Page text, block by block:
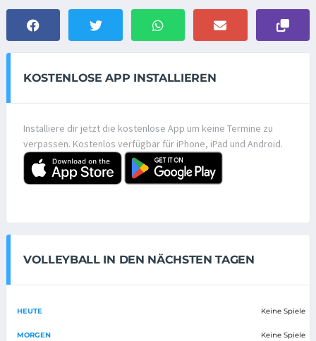
KOSTENLOSE APP INSTALLIEREN
Installiere dir jetzt die kostenlose App um keine Termine zu
verpassen. Kostenlos verfügbar für iPhone, iPad und Android.
VOLLEYBALL IN DEN NÄCHSTEN TAGEN
HEUTE Keine Spiele
MORGEN Keine Spiele